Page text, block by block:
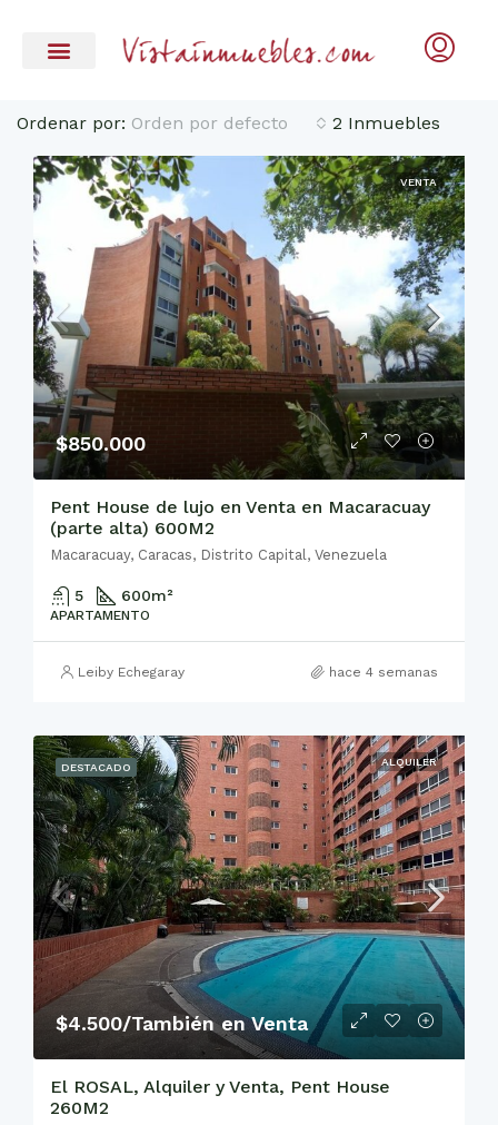
2 Inmuebles
Ordenar por: Orden por defecto
VENTA
$850.000
Pent House de lujo en Venta en Macaracuay
(parte alta) 600M2
Macaracuay, Caracas, Distrito Capital, Venezuela
5 600m²
APARTAMENTO
Leiby Echegaray hace 4 semanas
DESTACADO ALQUILER
$4.500/También en Venta
El ROSAL, Alquiler y Venta, Pent House
260M2